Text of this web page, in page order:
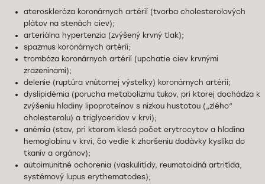
ateroskleróza koronárnych artérií (tvorba cholesterolových
plátov na stenách ciev);
arteriálna hypertenzia (zvýšený krvný tlak);
spazmus koronárnych artérií;
trombóza koronárnych artérií (upchatie ciev krvnými
zrazeninami);
delenie (ruptúra vnútornej výstelky) koronárnych artérií;
dyslipidémia (porucha metabolizmu tukov, pri ktorej dochádza k
zvýšeniu hladiny lipoproteínov s nízkou hustotou („zlého“
cholesterolu) a triglyceridov v krvi);
anémia (stav, pri ktorom klesá počet erytrocytov a hladina
hemoglobínu v krvi, čo vedie k zhoršeniu dodávky kyslíka do
tkanív a orgánov);
autoimunitné ochorenia (vaskulitídy, reumatoidná artritída,
systémový lupus erythematodes);